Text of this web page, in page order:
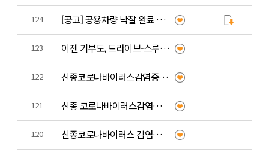
124 [공고] 공용차량 낙찰 완료 공고
123 이젠 기부도, 드라이브-스루 (천안, 아산)
122 신종코로나바이러스감염증 예방수칙!!
121 신종 코로나바이러스감염증 사례정의 확대 및 감시강화!
120 신종코로나바이러스 감염예방 1339 질병관리본부 콜센터 안내